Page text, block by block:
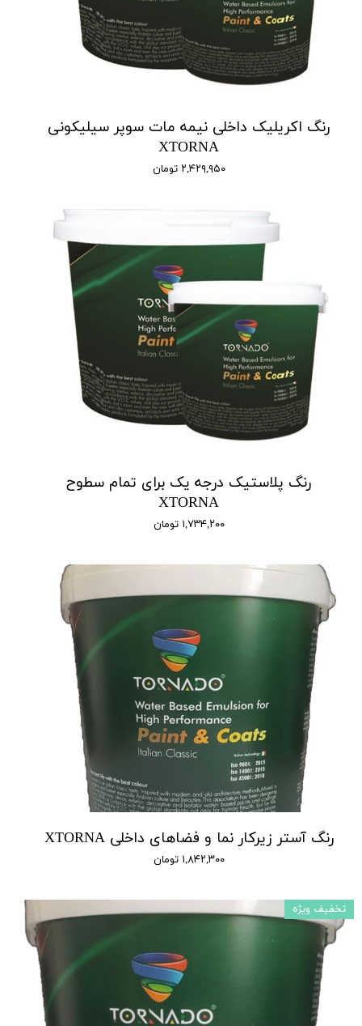
رنگ اکریلیک داخلی نیمه مات سوپر سیلیکونی
XTORNA
۲,۴۲۹,۹۵۰ تومان
رنگ پلاستیک درجه یک برای تمام سطوح
XTORNA
۱,۷۳۴,۲۰۰ تومان
رنگ آستر زیرکار نما و فضاهای داخلی XTORNA
۱,۸۴۲,۳۰۰ تومان
تخفیف ویژه